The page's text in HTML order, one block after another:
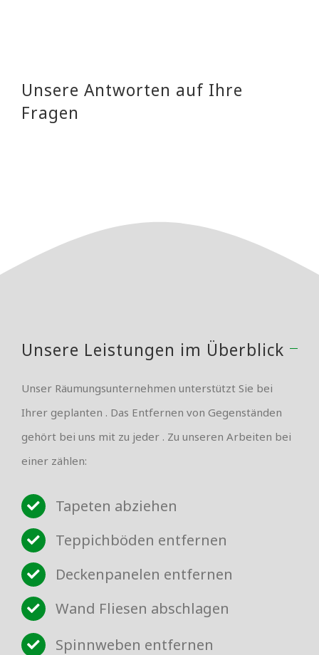
Unsere Antworten auf Ihre
Fragen
Unsere Leistungen im Überblick
Unser Räumungsunternehmen unterstützt Sie bei
Ihrer geplanten . Das Entfernen von Gegenständen
gehört bei uns mit zu jeder . Zu unseren Arbeiten bei
einer zählen:
Tapeten abziehen
Teppichböden entfernen
Deckenpanelen entfernen
Wand Fliesen abschlagen
Spinnweben entfernen